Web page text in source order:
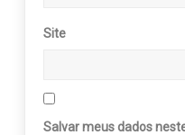
Site
Salvar meus dados